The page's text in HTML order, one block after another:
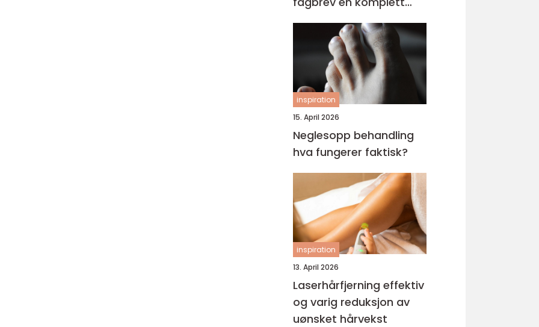
guide for voksne
inspiration
15. April 2026
Neglesopp behandling
hva fungerer faktisk?
inspiration
13. April 2026
Laserhårfjerning effektiv
og varig reduksjon av
uønsket hårvekst